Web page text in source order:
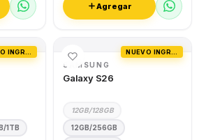
Agregar
1TB
SAMSUNG
Galaxy S26
12GB/128GB
12GB/256GB